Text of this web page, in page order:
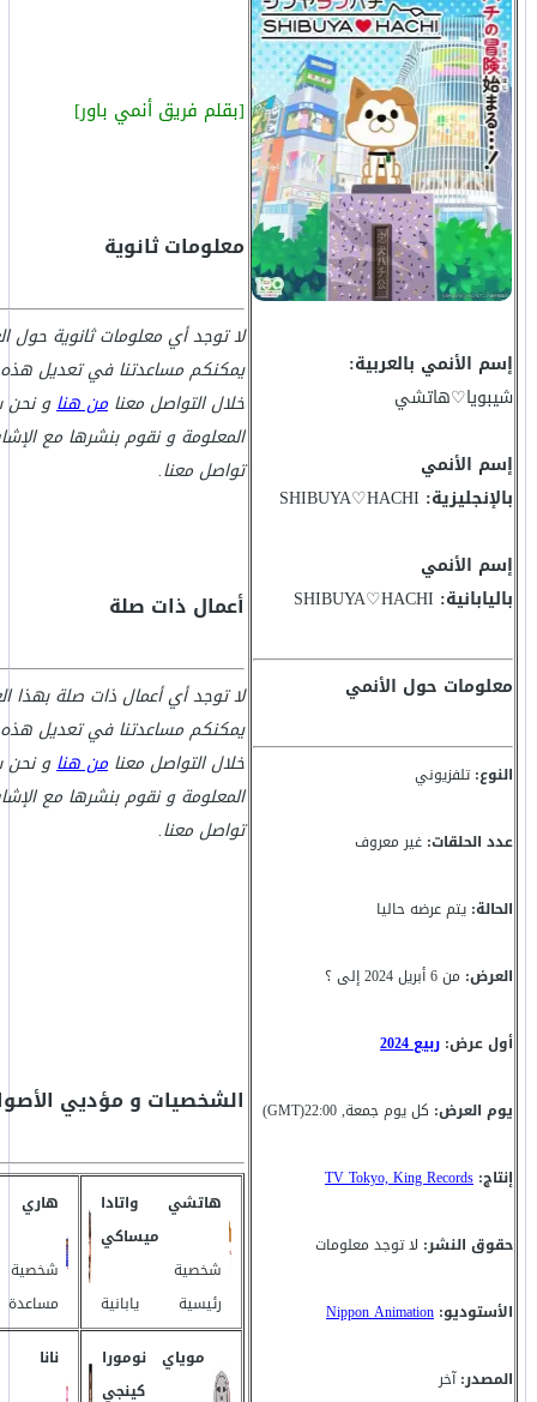
إسم الأنمي بالعربية:
شيبويا♡هاتشي
إسم الأنمي
بالإنجليزية:
إسم الأنمي
باليابانية: SHIBUYA♡HACHI
معلومات حول الأنمي
النوع:تلفزيوني
عدد الحلقات: غير معروف
الحالة: يتم عرضه حاليا
العرض: من 6 أبريل 2024 إلى ؟
أول عرض: ربيع 2024
يوم العرض: كل يوم جمعة, 22:00(GMT)
إنتاج: TV Tokyo, King Records
حقوق النشر: لا توجد معلومات
الأستوديو: Nippon Animation
المصدر:آخر
[بقلم فريق أنمي باور]
معلومات ثانوية
لا توجد أي معلومات ثانوية حول
يمكنكم مساعدتنا في تعديل هذه
خلال التواصل معنامن هناو نحن
المعلومة و نقوم بنشرها مع
تواصل معنا.
أعمال ذات صلة
لا توجد أي أعمال ذات صلة بهذا
يمكنكم مساعدتنا في تعديل هذه
خلال التواصل معنامن هناو نحن
المعلومة و نقوم بنشرها مع
تواصل معنا.
الشخصيات و مؤديي
هاتشي
شخصية
رئيسية
واتادا
ميساكي
يابانية
هاري
شخصية
مساعدة
موياي نومورا
كينجي
نانا